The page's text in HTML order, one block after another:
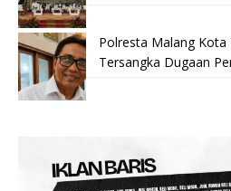
Polresta Malang
Tersangka Dugaan